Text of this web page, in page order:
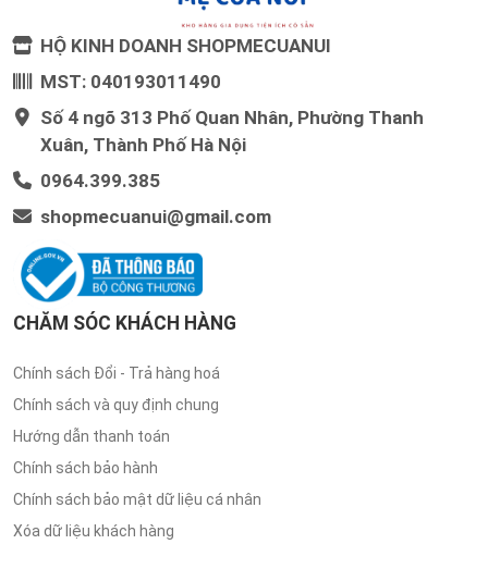
HỘ KINH DOANH SHOPMECUANUI
MST: 040193011490
Số 4 ngõ 313 Phố Quan Nhân, Phường Thanh
Xuân, Thành Phố Hà Nội
0964.399.385
shopmecuanui@gmail.com
CHĂM SÓC KHÁCH HÀNG
Chính sách Đổi - Trả hàng hoá
Chính sách và quy định chung
Hướng dẫn thanh toán
Chính sách bảo hành
Chính sách bảo mật dữ liệu cá nhân
Xóa dữ liệu khách hàng